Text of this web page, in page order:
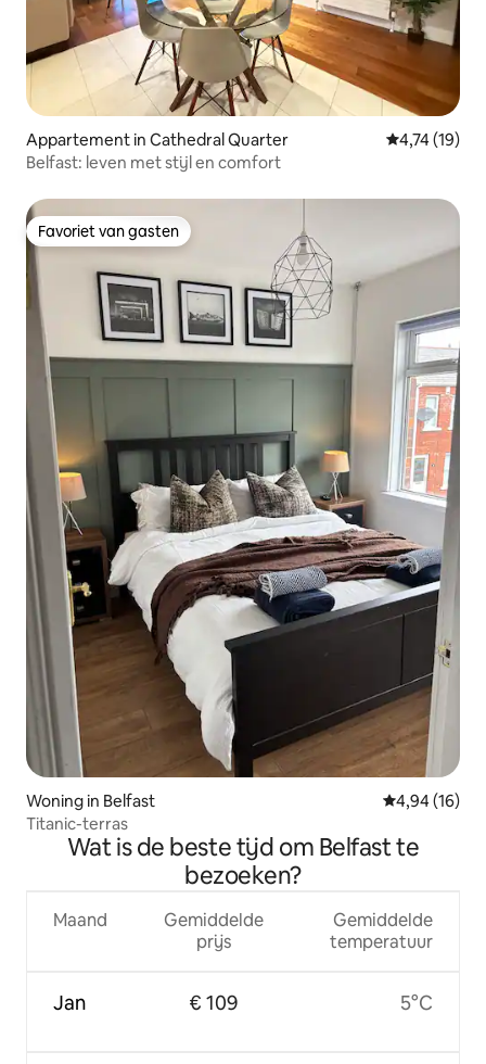
Appartement in Cathedral Quarter Gemiddelde
4,74 (19)
Belfast: leven met stijl en comfort
Favoriet van gasten
Favoriet van gasten
Woning in Belfast Gemiddelde
4,94 (16)
Titanic-terras
Wat is de beste tijd om Belfast te
bezoeken?
Maand
Jan
Gemiddelde
prijs
€ 109
Gemiddelde
temperatuur
5°C